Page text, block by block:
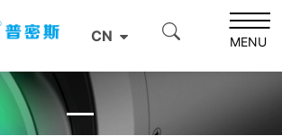
CN MENU